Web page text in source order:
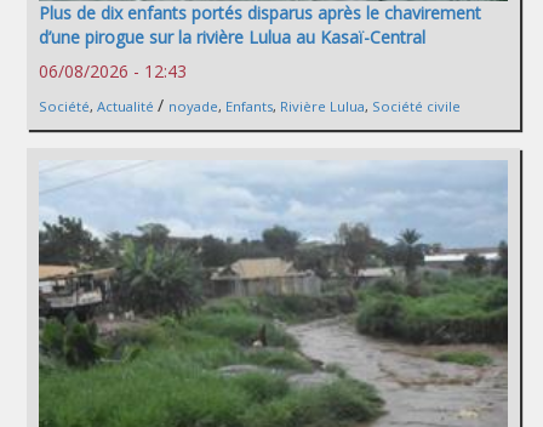
Plus de dix enfants portés disparus après le chavirement
d’une pirogue sur la rivière Lulua au Kasaï-Central
06/08/2026 - 12:43
Société, Actualité / noyade, Enfants, Rivière Lulua, Société civile